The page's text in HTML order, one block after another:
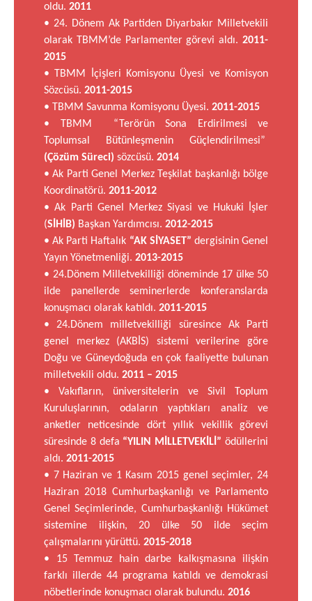
oldu. 2011
• 24. Dönem Ak Partiden Diyarbakır Milletvekili
olarak TBMM’de Parlamenter görevi aldı. 2011-
2015
• TBMM İçişleri Komisyonu Üyesi ve Komisyon
Sözcüsü. 2011-2015
• TBMM Savunma Komisyonu Üyesi. 2011-2015
• TBMM “Terörün Sona Erdirilmesi ve
Toplumsal Bütünleşmenin Güçlendirilmesi”
(Çözüm Süreci) sözcüsü. 2014
• Ak Parti Genel Merkez Teşkilat başkanlığı bölge
Koordinatörü. 2011-2012
• Ak Parti Genel Merkez Siyasi ve Hukuki İşler
(SİHİB) Başkan Yardımcısı. 2012-2015
• Ak Parti Haftalık “AK SİYASET” dergisinin Genel
Yayın Yönetmenliği. 2013-2015
• 24.Dönem Milletvekilliği döneminde 17 ülke 50
ilde panellerde seminerlerde konferanslarda
konuşmacı olarak katıldı. 2011-2015
• 24.Dönem milletvekilliği süresince Ak Parti
genel merkez (AKBİS) sistemi verilerine göre
Doğu ve Güneydoğuda en çok faaliyette bulunan
milletvekili oldu. 2011 – 2015
• Vakıfların, üniversitelerin ve Sivil Toplum
Kuruluşlarının, odaların yaptıkları analiz ve
anketler neticesinde dört yıllık vekillik görevi
süresinde 8 defa “YILIN MİLLETVEKİLİ” ödüllerini
aldı. 2011-2015
• 7 Haziran ve 1 Kasım 2015 genel seçimler, 24
Haziran 2018 Cumhurbaşkanlığı ve Parlamento
Genel Seçimlerinde, Cumhurbaşkanlığı Hükümet
sistemine ilişkin, 20 ülke 50 ilde seçim
çalışmalarını yürüttü. 2015-2018
• 15 Temmuz hain darbe kalkışmasına ilişkin
farklı illerde 44 programa katıldı ve demokrasi
nöbetlerinde konuşmacı olarak bulundu. 2016